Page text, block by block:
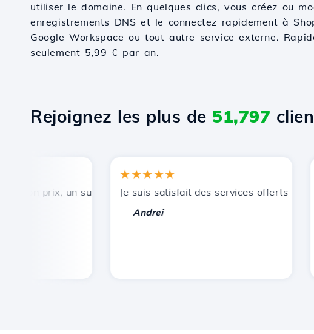
utiliser le domaine. En quelques clics, vous créez ou
enregistrements DNS et le connectez rapidement à
Google Workspace ou tout autre service externe.
seulement 5,99 € par an.
Rejoignez les plus de 51,797
prix, un support technique rapide et efficace.
★★★★★
Je suis satisfait des services offerts par
Andrei